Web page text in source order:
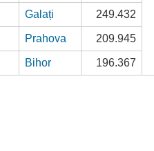
Galați 249.432
Prahova 209.945
Bihor 196.367